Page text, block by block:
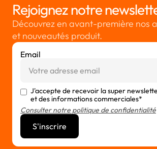
Rejoignez notre
Découvrez en avant-première nos
et nouveautés produit.
Email
J'accepte de recevoir la super
et des informations commerciales*
Consulter notre politique de confidentialité